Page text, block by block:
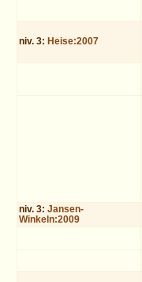
niv. 3: Heise:2007
niv. 3:Jansen-
Winkeln:2009